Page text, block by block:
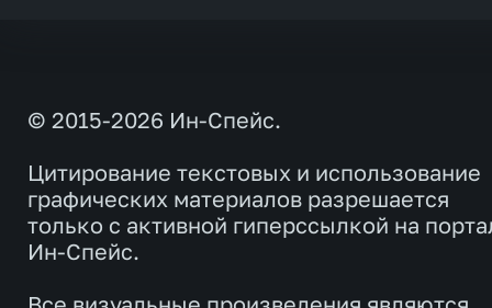
© 2015-2026 Ин-Спейс.
Цитирование текстовых и использование
графических материалов разрешается
только с активной гиперссылкой на
Ин-Спейс.